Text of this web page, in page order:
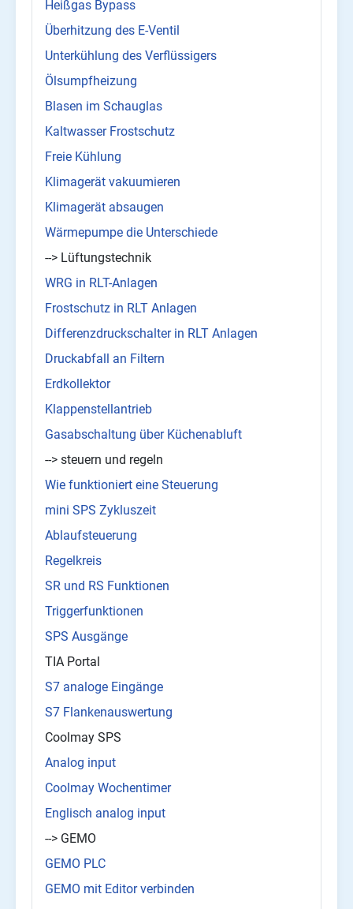
Heißgas Bypass
Überhitzung des E-Ventil
Unterkühlung des Verflüssigers
Ölsumpfheizung
Blasen im Schauglas
Kaltwasser Frostschutz
Freie Kühlung
Klimagerät vakuumieren
Klimagerät absaugen
Wärmepumpe die Unterschiede
--> Lüftungstechnik
WRG in RLT-Anlagen
Frostschutz in RLT Anlagen
Differenzdruckschalter in RLT Anlagen
Druckabfall an Filtern
Erdkollektor
Klappenstellantrieb
Gasabschaltung über Küchenabluft
--> steuern und regeln
Wie funktioniert eine Steuerung
mini SPS Zykluszeit
Ablaufsteuerung
Regelkreis
SR und RS Funktionen
Triggerfunktionen
SPS Ausgänge
TIA Portal
S7 analoge Eingänge
S7 Flankenauswertung
Coolmay SPS
Analog input
Coolmay Wochentimer
Englisch analog input
--> GEMO
GEMO PLC
GEMO mit Editor verbinden